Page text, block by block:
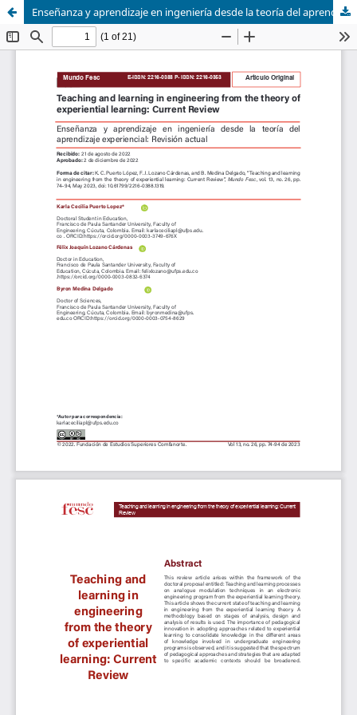
Enseñanza y aprendizaje en ingeniería desde la teoría del aprendizaje experiencial: revisión Actual